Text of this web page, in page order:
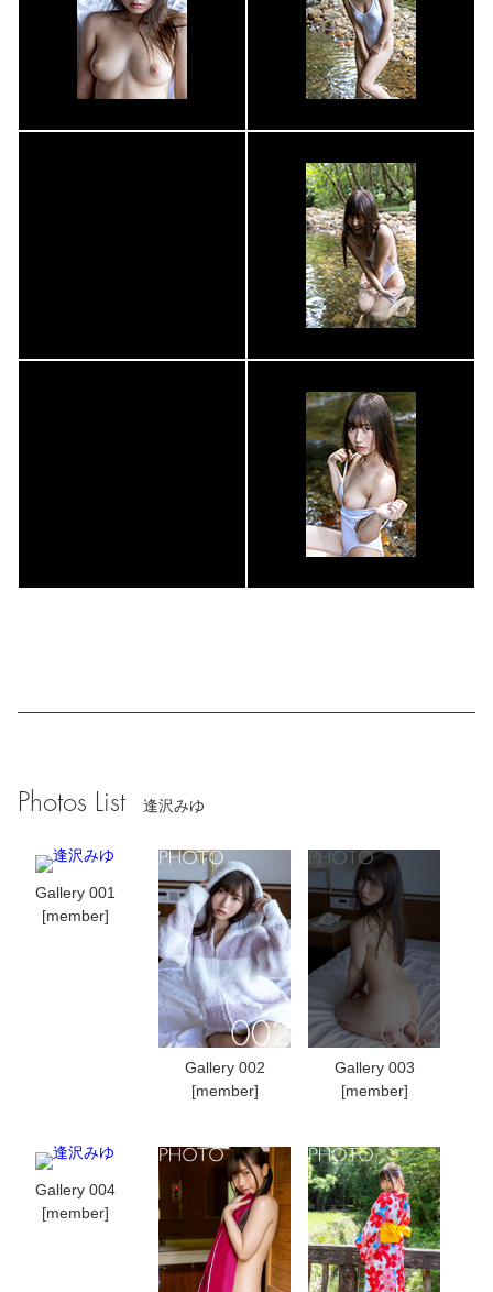
Photos List 逢沢みゆ
Gallery 001
[member]
Gallery 002
[member]
Gallery 003
[member]
Gallery 004
[member]